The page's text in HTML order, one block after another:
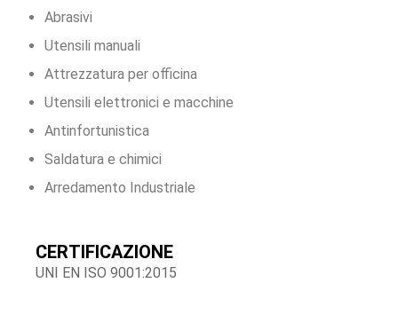
Abrasivi
Utensili manuali
Attrezzatura per officina
Utensili elettronici e macchine
Antinfortunistica
Saldatura e chimici
Arredamento Industriale
CERTIFICAZIONE
UNI EN ISO 9001:2015